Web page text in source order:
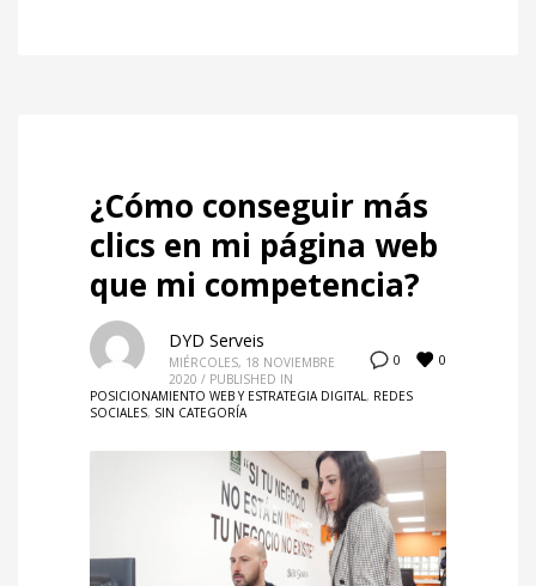
¿Cómo conseguir más
clics en mi página web
que mi competencia?
0 0
DYD Serveis
MIÉRCOLES, 18 NOVIEMBRE
2020 / PUBLISHED IN
POSICIONAMIENTO WEB Y ESTRATEGIA DIGITAL , REDES
SOCIALES, SIN CATEGORÍA